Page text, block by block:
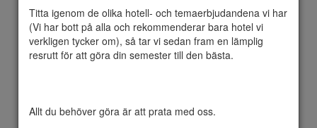
Titta igenom de olika hotell- och temaerbjudandena vi har
(Vi har bott på alla och rekommenderar bara hotel vi
verkligen tycker om), så tar vi sedan fram en lämplig
resrutt för att göra din semester till den bästa.
Allt du behöver göra är att prata med oss.
För många resenärer är det inte semester
utan massage, hydroterapi rum och mani /
pedi combo. Det kan vara de perfekta
är ju semester! Vi kan hjälpa dig att hitta